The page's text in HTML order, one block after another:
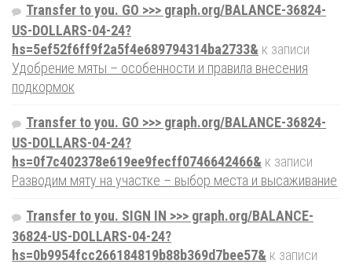
Transfer to you. GO >>> graph.org/BALANCE-36824-
US-DOLLARS-04-24?
hs=5ef52f6ff9f2a5f4e689794314ba2733& к записи
Удобрение мяты – особенности и правила внесения
подкормок
Transfer to you. GO >>> graph.org/BALANCE-36824-
US-DOLLARS-04-24?
hs=0f7c402378e619ee9fecff0746642466& к записи
Разводим мяту на участке – выбор места и высаживание
Transfer to you. SIGN IN >>> graph.org/BALANCE-
36824-US-DOLLARS-04-24?
hs=0b9954fcc266184819b88b369d7bee57& к записи